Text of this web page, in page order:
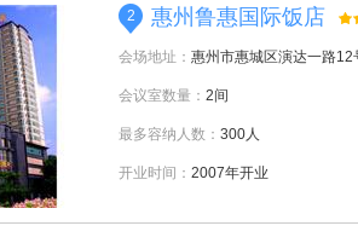
2 惠州鲁惠国际饭店
会场地址： 惠州市惠城区演达一路12
会议室数量： 2间
最多容纳人数： 300人
开业时间： 2007年开业